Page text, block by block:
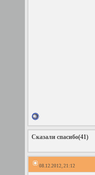
Сказали спасибо(41)
08.12.2012, 21:12